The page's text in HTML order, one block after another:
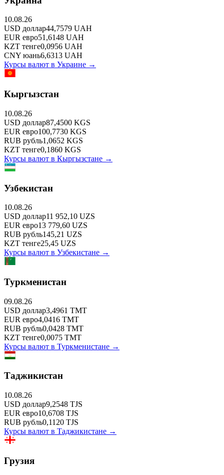
10.08.26
USD доллар44,7579 UAH
EUR евро51,6148 UAH
KZT тенге0,0956 UAH
CNY юань6,6313 UAH
Курсы валют в Украине →
Кыргызстан
10.08.26
USD доллар87,4500 KGS
EUR евро100,7730 KGS
RUB рубль1,0652 KGS
KZT тенге0,1860 KGS
Курсы валют в Кыргызстане →
Узбекистан
10.08.26
USD доллар11 952,10 UZS
EUR евро13 779,60 UZS
RUB рубль145,21 UZS
KZT тенге25,45 UZS
Курсы валют в Узбекистане →
Туркменистан
09.08.26
USD доллар3,4961 TMT
EUR евро4,0416 TMT
RUB рубль0,0428 TMT
KZT тенге0,0075 TMT
Курсы валют в Туркменистане →
Таджикистан
10.08.26
USD доллар9,2548 TJS
EUR евро10,6708 TJS
RUB рубль0,1120 TJS
Курсы валют в Таджикистане →
Грузия